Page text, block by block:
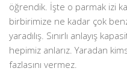
öğrendik. İşte o parmak izi
birbirimize ne kadar çok
yaradılış. Sınırlı anlayış
hepimiz anlarız. Yaradan
fazlasını vermez.